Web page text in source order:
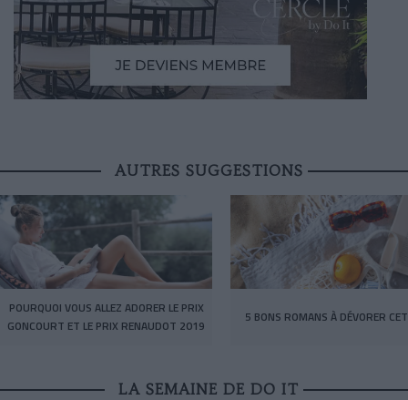
AUTRES SUGGESTIONS
POURQUOI VOUS ALLEZ ADORER LE PRIX
GONCOURT ET LE PRIX RENAUDOT 2019
5 BONS ROMANS À DÉVORER
LA SEMAINE DE DO IT